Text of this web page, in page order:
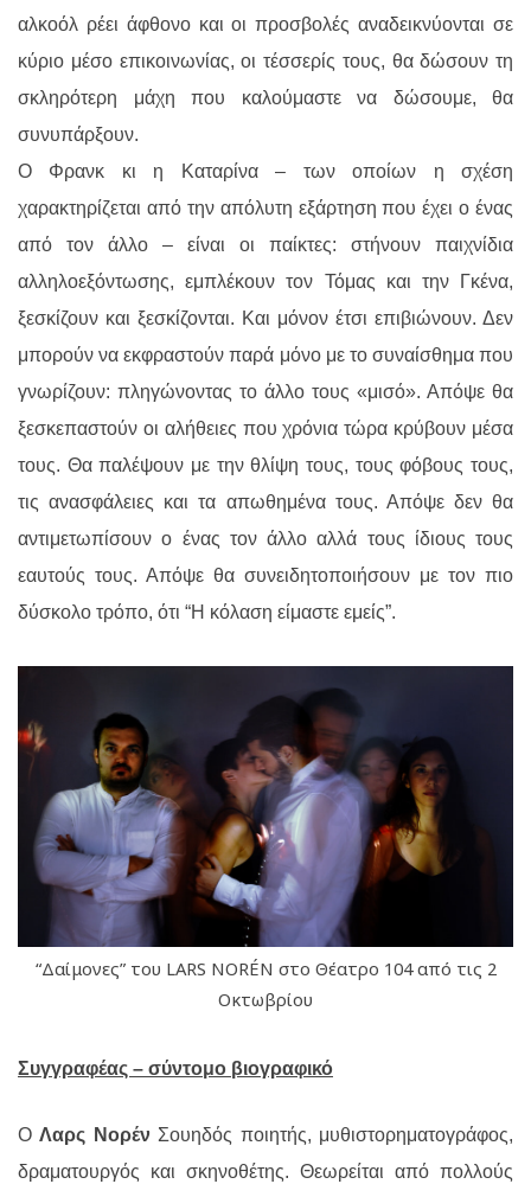
αλκοόλ ρέει άφθονο και οι προσβολές αναδεικνύονται σε
κύριο μέσο επικοινωνίας, οι τέσσερίς τους, θα δώσουν τη
σκληρότερη μάχη που καλούμαστε να δώσουμε, θα
συνυπάρξουν.
Ο Φρανκ κι η Καταρίνα – των οποίων η σχέση
χαρακτηρίζεται από την απόλυτη εξάρτηση που έχει ο ένας
από τον άλλο – είναι οι παίκτες: στήνουν παιχνίδια
αλληλοεξόντωσης, εμπλέκουν τον Τόμας και την Γκένα,
ξεσκίζουν και ξεσκίζονται. Και μόνον έτσι επιβιώνουν. Δεν
μπορούν να εκφραστούν παρά μόνο με το συναίσθημα που
γνωρίζουν: πληγώνοντας το άλλο τους «μισό». Απόψε θα
ξεσκεπαστούν οι αλήθειες που χρόνια τώρα κρύβουν μέσα
τους. Θα παλέψουν με την θλίψη τους, τους φόβους τους,
τις ανασφάλειες και τα απωθημένα τους. Απόψε δεν θα
αντιμετωπίσουν ο ένας τον άλλο αλλά τους ίδιους τους
εαυτούς τους. Απόψε θα συνειδητοποιήσουν με τον πιο
δύσκολο τρόπο, ότι “H κόλαση είμαστε εμείς”.
“Δαίμονες” του LARS NORÉN στο Θέατρο 104 από τις 2
Οκτωβρίου
Συγγραφέας – σύντομο βιογραφικό
ΟΛαρς Νορέν Σουηδός ποιητής, μυθιστορηματογράφος,
δραματουργός και σκηνοθέτης. Θεωρείται από πολλούς